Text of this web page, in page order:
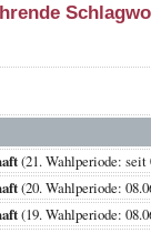
(21. Wahlperiode:
(20. Wahlperiode:
(19. Wahlperiode: